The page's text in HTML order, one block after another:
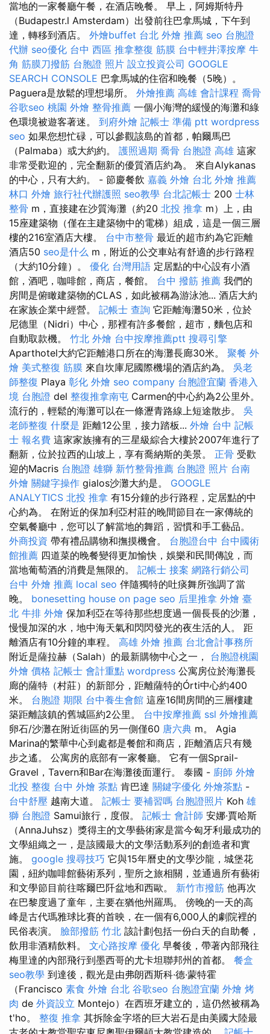
當地的一家餐廳午餐，在酒店晚餐。 早上，阿姆斯特丹
（Budapestr.l Amsterdam）出發前往巴拿馬城，下午到
達，轉移到酒店。 外燴buffet 台北 外燴 推薦 seo 台胞證
代辦 seo優化 台中 西區 推拿整復 筋膜 台中輕井澤按摩 牛
角 筋膜刀撥筋 台胞證 照片 設立投資公司 GOOGLE
SEARCH CONSOLE 巴拿馬城的住宿和晚餐（5晚）。
Paguera是放鬆的理想場所。 外燴推薦 高雄 會計課程 喬骨
谷歌seo 桃園 外燴 整骨推薦 一個小海灣的緩慢的海灘和綠
色環境被遊客著迷。 到府外燴 記帳士 準備 ptt wordpress
seo 如果您想忙碌，可以參觀該島的首都，帕爾馬巴
（Palmaba）或大約約。 護照過期 喬骨 台胞證 高雄 這家
非常受歡迎的，完全翻新的優質酒店約為。 來自Alykanas
的中心，只有大約。 - 節慶餐飲 嘉義 外燴 台北 外燴 推薦
林口 外燴 旅行社代辦護照 seo教學 台北記帳士 200 士林
整骨 m，直接建在沙質海灘（約20 北投 推拿 m）上，由
15座建築物（僅在主建築物中的電梯）組成，這是一個三層
樓的216室酒店大樓。 台中市整骨 最近的超市約為它距離
酒店50 seo是什么 m，附近的公交車站有舒適的步行路程
（大約10分鐘）。 優化 台灣用語 定居點的中心設有小酒
館，酒吧，咖啡館，商店，餐館。 台中 撥筋 推薦 我們的
房間是俯瞰建築物的CLAS，如此被稱為游泳池... 酒店大約
在家族企業中經營。 記帳士 查詢 它距離海灘50米，位於
尼德里（Nidri）中心，那裡有許多餐館，超市，麵包店和
自動取款機。 竹北 外燴 台中按摩推薦ptt 搜尋引擎
Aparthotel大約它距離港口所在的海灘長廊30米。 聚餐 外
燴 美式整復 筋膜 來自坎庫尼國際機場的酒店約為。 吳老
師整復 Playa 彰化 外燴 seo company 台胞證宜蘭 香港入
境 台胞證 del 整復推拿南屯 Carmen的中心約為2公里外。
流行的，輕鬆的海灘可以在一條瀝青路線上短途散步。 吳
老師整復 什麼是 距離12公里，接力踏板... 外燴 台中 記帳
士 報名費 這家家族擁有的三星級綜合大樓於2007年進行了
翻新，位於拉西的山坡上，享有喬納斯的美景。 正骨 受歡
迎的Macris 台胞證 雄獅 新竹整骨推薦 台胞證 照片 台南
外燴 關鍵字操作 gialos沙灘大約是。 GOOGLE
ANALYTICS 北投 推拿 有15分鐘的步行路程，定居點的中
心約為。 在附近的保加利亞村莊的晚間節目在一家傳統的
空氣餐廳中，您可以了解當地的舞蹈，習慣和手工藝品。
外商投資 帶有禮品購物和撫摸機會。 台胞證台中 台中國術
館推薦 四道菜的晚餐變得更加愉快，娛樂和民間傳說，而
當地葡萄酒的消費是無限的。 記帳士 接案 網路行銷公司
台中 外燴 推薦 local seo 伴隨獨特的吐痰舞所強調了當
晚。 bonesetting house on page seo 后里推拿 外燴 臺
北 牛排 外燴 保加利亞在等待那些想度過一個長長的沙灘，
慢慢加深的水，地中海天氣和閃閃發光的夜生活的人。 距
離酒店有10分鐘的車程。 高雄 外燴 推薦 台北會計事務所
附近是薩拉赫（Salah）的最新購物中心之一， 台胞證桃園
外燴 價格 記帳士 會計重點 wordpress 公寓房位於海灘長
廊的薩特（村莊）的新部分，距離薩特的Órti中心約400
米。 台胞證 期限 台中養生會館 這座16間房間的三層樓建
築距離該鎮的舊城區約2公里。 台中按摩推薦 ssl 外燴推薦
卵石/沙灘在附近街區的另一側僅60 唐六典 m。 Agia
Marina的繁華中心到處都是餐館和商店，距離酒店只有幾
步之遙。 公寓房的底部有一家餐廳。 它有一個Sprail-
Gravel，Tavern和Bar在海灘後面運行。 泰國 - 廚師 外燴
北投 整復 台中 外燴 茶點 肯巴達 關鍵字優化 外燴茶點 -
台中舒壓 越南大道。 記帳士 要補習嗎 台胞證照片 Koh 雄
獅 台胞證 Samui旅行，度假。 記帳士 會計師 安娜·賈哈斯
（AnnaJuhsz）獎得主的文學藝術家是當今匈牙利最成功的
文學組織之一，是該國最大的文學活動系列的創造者和實
施。 google 搜尋技巧 它與15年曆史的文學沙龍，城堡花
園，紐約咖啡館藝術系列，聖所之旅相關，並通過所有藝術
和文學節目前往喀爾巴阡盆地和西歐。 新竹市撥筋 他再次
在巴黎度過了童年，主要在猶他州羅馬。 傍晚的一天的高
峰是古代瑪雅球比賽的首映，在一個有6,000人的劇院裡的
民俗表演。 臉部撥筋 竹北 該計劃包括一份白天的自助餐，
飲用非酒精飲料。 文心路按摩 優化 早餐後，帶著內部飛往
梅里達的內部飛行到墨西哥的尤卡坦聯邦州的首都。 餐盒
seo教學 到達後，觀光是由弗朗西斯科·德·蒙特霍
（Francisco 素食 外燴 台北 谷歌seo 台胞證宜蘭 外燴 烤
肉 de 外資設立 Montejo）在西班牙建立的，這仍然被稱為
t'ho。 整復 推拿 其拆除金字塔的巨大岩石是由美國大陸最